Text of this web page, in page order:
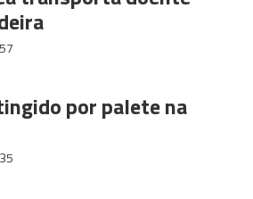
por palete na